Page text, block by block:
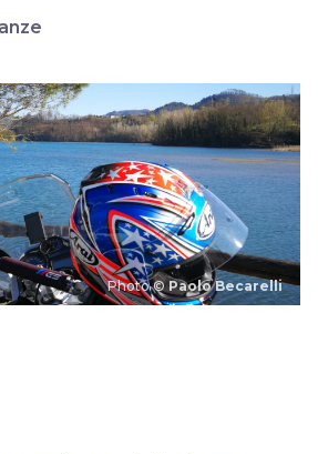
Photo ©Paolo Becarelli